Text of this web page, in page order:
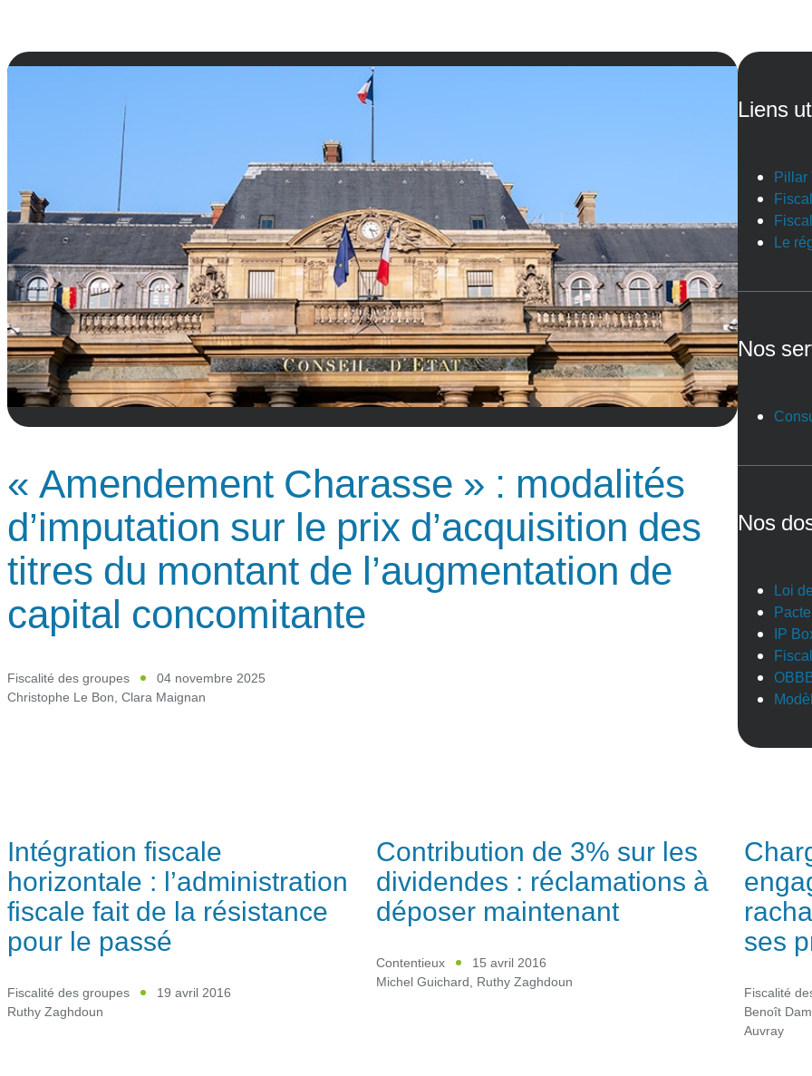
« Amendement Charasse » : modalités
d’imputation sur le prix d’acquisition des
titres du montant de l’augmentation de
capital concomitante
Fiscalité des groupes
04 novembre 2025
Christophe Le Bon, Clara Maignan
Liens
Pillar
Le
Nos
Nos
Loi
IP
Intégration fiscale
horizontale : l’administration
fiscale fait de la résistance
pour le passé
Fiscalité des groupes
19 avril 2016
Ruthy Zaghdoun
Contribution de 3% sur les
dividendes : réclamations à
déposer maintenant
Contentieux
15 avril 2016
Michel Guichard, Ruthy Zaghdoun
ses
Fiscalité
Benoît
Auvray